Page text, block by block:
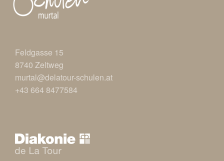
Feldgasse 15
8740 Zeltweg
murtal@delatour-schulen.at
+43 664 8477584